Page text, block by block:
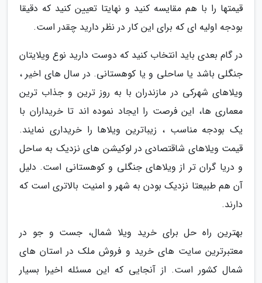
قیمتها را با هم مقایسه کنید و نهایتا تعیین کنید که دقیقا
بودجه اولیه ای که برای این کار در نظر دارید چقدر است.
در گام بعدی باید انتخاب کنید که دوست دارید نوع ویلایتان
جنگلی باشد یا ساحلی و یا کوهستانی. در سال های اخیر ،
ویلاهای شهرکی در مازندران با به روز ترین و جذاب ترین
معماری ها، این فرصت را ایجاد نموده اند تا خریداران با
یک بودجه مناسب ، زیباترین ویلاها را خریداری نمایند.
قیمت ویلاهای شاقتصادی در لوکیشن های نزدیک به ساحل
و دریا گران تر از ویلاهای جنگلی و کوهستانی است. دلیل
آن هم طبیعتا نزدیک بودن به شهر و امنیت بالاتری است که
دارند.
بهترین راه حل برای خرید ویلا شمال، جست و جو در
معتبرترین سایت های خرید و فروش ملک در استان های
شمال کشور است. از آنجایی که این مسئله اخیرا بسیار